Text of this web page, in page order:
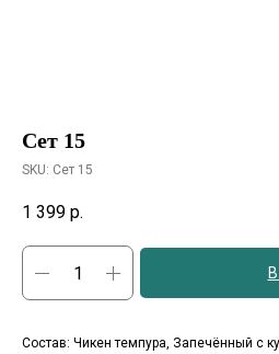
Сет 15
SKU: Сет 15
1 399 р.
Состав: Чикен темпура, Запечённый с